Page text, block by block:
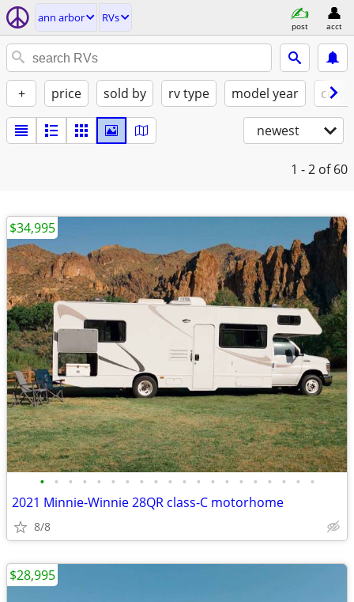
ann arbor RVs
post acct
+ price sold by rv type model year
newest
1 - 2 of 60
• • • • • • • • • • • • • • • • • • • •
2021 Minnie-Winnie 28QR class-C motorhome
8/8
$34,995
$28,995